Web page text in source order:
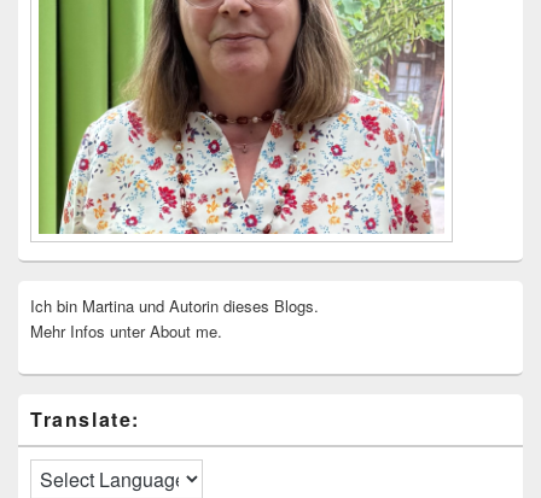
Ich bin Martina und Autorin dieses Blogs.
Mehr Infos unter About me.
Translate: